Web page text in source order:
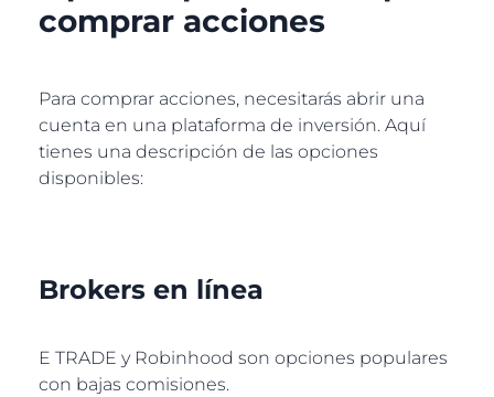
comprar acciones
Para comprar acciones, necesitarás abrir una
cuenta en una plataforma de inversión. Aquí
tienes una descripción de las opciones
disponibles:
Brokers en línea
E TRADE y Robinhood son opciones populares
con bajas comisiones.